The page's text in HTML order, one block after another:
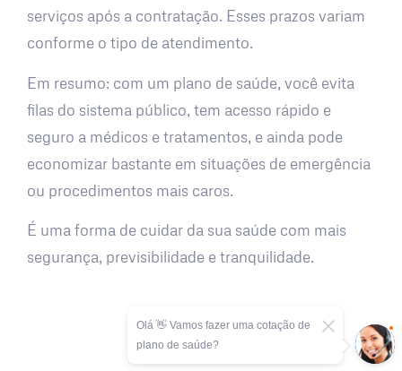
serviços após a contratação. Esses prazos variam
conforme o tipo de atendimento.
Em resumo: com um plano de saúde, você evita
filas do sistema público, tem acesso rápido e
seguro a médicos e tratamentos, e ainda pode
economizar bastante em situações de emergência
ou procedimentos mais caros.
É uma forma de cuidar da sua saúde com mais
segurança, previsibilidade e tranquilidade.
Olá 👋 Vamos fazer uma cotação de
plano de saúde?